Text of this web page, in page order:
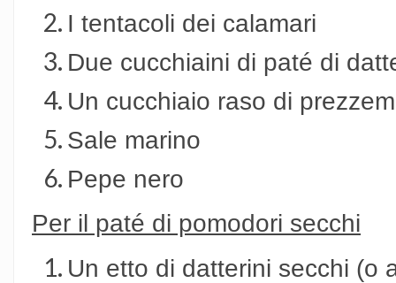
I tentacoli dei calamari
Due cucchiaini di paté di
Un cucchiaio raso di
Sale marino
Pepe nero
Per il paté di pomodori secchi
Un etto di datterini secchi (o